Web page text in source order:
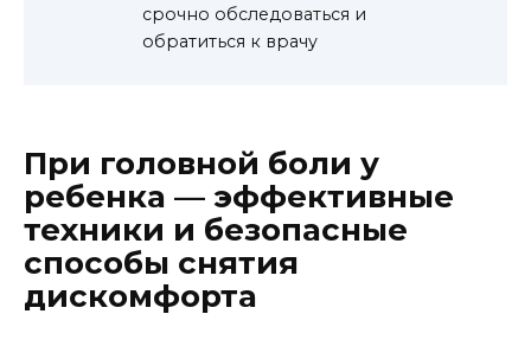
срочно обследоваться и
обратиться к врачу
При головной боли у
ребенка — эффективные
техники и безопасные
способы снятия
дискомфорта